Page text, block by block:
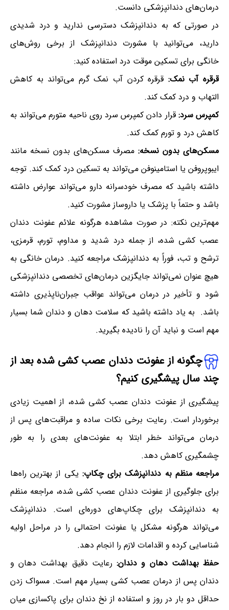
درمان‌های دندانپزشکی دانست.
در صورتی که به دندانپزشک دسترسی ندارید و درد شدیدی
دارید، می‌توانید با مشورت دندانپزشک از برخی روش‌های
خانگی برای تسکین موقت درد استفاده کنید:
قرقره آب نمک: قرقره کردن آب نمک گرم می‌تواند به کاهش
التهاب و درد کمک کند.
کمپرس سرد: قرار دادن کمپرس سرد روی ناحیه متورم می‌تواند به
کاهش درد و تورم کمک کند.
مسکن‌های بدون نسخه: مصرف مسکن‌های بدون نسخه مانند
ایبوپروفن یا استامینوفن می‌تواند به تسکین درد کمک کند. توجه
داشته باشید که مصرف خودسرانه دارو می‌تواند عوارض داشته
باشد و حتماً با پزشک یا داروساز مشورت کنید.
مهم‌ترین نکته: در صورت مشاهده هرگونه علائم عفونت دندان
عصب کشی شده، از جمله درد شدید و مداوم، تورم، قرمزی،
ترشح و تب، فوراً به دندانپزشک مراجعه کنید. درمان خانگی به
هیچ عنوان نمی‌تواند جایگزین درمان‌های تخصصی دندانپزشکی
شود و تأخیر در درمان می‌تواند عواقب جبران‌ناپذیری داشته
باشد. به یاد داشته باشید که سلامت دهان و دندان شما بسیار
مهم است و نباید آن را نادیده بگیرید.
چگونه از عفونت دندان عصب کشی شده بعد از
چند سال پیشگیری کنیم؟
پیشگیری از عفونت دندان عصب کشی شده، از اهمیت زیادی
برخوردار است. رعایت برخی نکات ساده و مراقبت‌های پس از
درمان می‌تواند خطر ابتلا به عفونت‌های بعدی را به طور
چشمگیری کاهش دهد.
مراجعه منظم به دندانپزشک برای چکاپ: یکی از بهترین راه‌ها
برای جلوگیری از عفونت دندان عصب کشی شده، مراجعه منظم
به دندانپزشک برای چکاپ‌های دوره‌ای است. دندانپزشک
می‌تواند هرگونه مشکل یا عفونت احتمالی را در مراحل اولیه
شناسایی کرده و اقدامات لازم را انجام دهد.
حفظ بهداشت دهان و دندان:رعایت دقیق بهداشت دهان و
دندان پس از درمان عصب کشی بسیار مهم است. مسواک زدن
حداقل دو بار در روز و استفاده از نخ دندان برای پاکسازی میان